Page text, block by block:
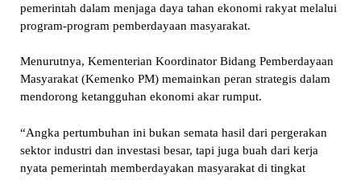
pemerintah dalam menjaga daya tahan ekonomi rakyat melalui
program-program pemberdayaan masyarakat.
Menurutnya, Kementerian Koordinator Bidang Pemberdayaan
Masyarakat (Kemenko PM) memainkan peran strategis dalam
mendorong ketangguhan ekonomi akar rumput.
“Angka pertumbuhan ini bukan semata hasil dari pergerakan
sektor industri dan investasi besar, tapi juga buah dari kerja
nyata pemerintah memberdayakan masyarakat di tingkat